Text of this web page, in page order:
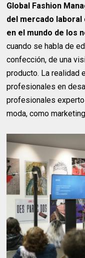
Global Fashion
del mercado
en el mundo de los
cuando se habla de
confección, de una
producto. La realidad
profesionales en
profesionales
moda, como